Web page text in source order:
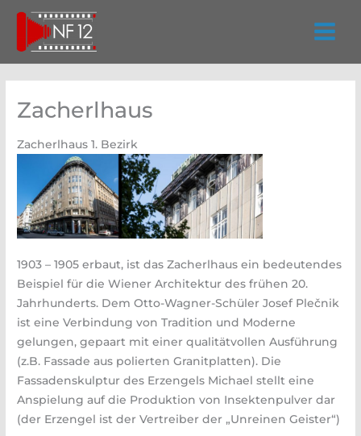
springen
Zacherlhaus
Zacherlhaus 1. Bezirk
1903 – 1905 erbaut, ist das Zacherlhaus ein bedeutendes
Beispiel für die Wiener Architektur des frühen 20.
Jahrhunderts. Dem Otto-Wagner-Schüler Josef Plečnik
ist eine Verbindung von Tradition und Moderne
gelungen, gepaart mit einer qualitätvollen Ausführung
(z.B. Fassade aus polierten Granitplatten). Die
Fassadenskulptur des Erzengels Michael stellt eine
Anspielung auf die Produktion von Insektenpulver dar
(der Erzengel ist der Vertreiber der „Unreinen Geister“)